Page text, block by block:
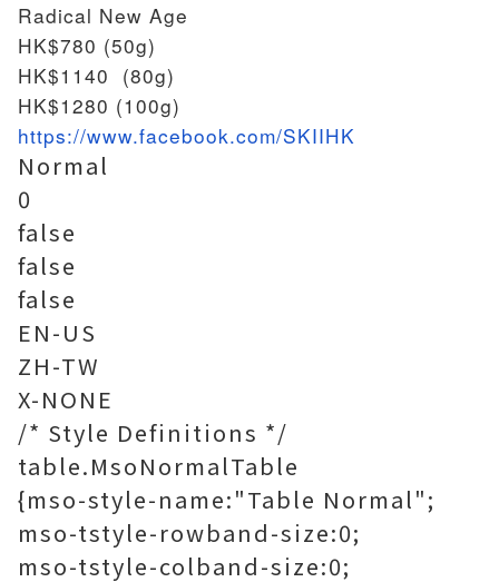
Radical New Age
HK$780 (50g)
HK$1140 (80g)
HK$1280 (100g)
https://www.facebook.com/SKIIHK
Normal
0
false
false
false
EN-US
ZH-TW
X-NONE
/* Style Definitions */
table.MsoNormalTable
{mso-style-name:"Table Normal";
mso-tstyle-rowband-size:0;
mso-tstyle-colband-size:0;